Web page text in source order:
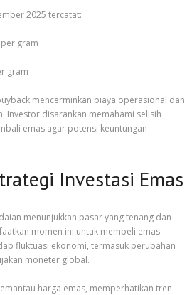
2025 tercatat:
per gram
gram
mencerminkan biaya operasional dan
Investor disarankan memahami selisih
emas agar potensi keuntungan
Investasi Emas
menunjukkan pasar yang tenang dan
momen ini untuk membeli emas
fluktuasi ekonomi, termasuk perubahan
moneter global.
harga emas, memperhatikan tren